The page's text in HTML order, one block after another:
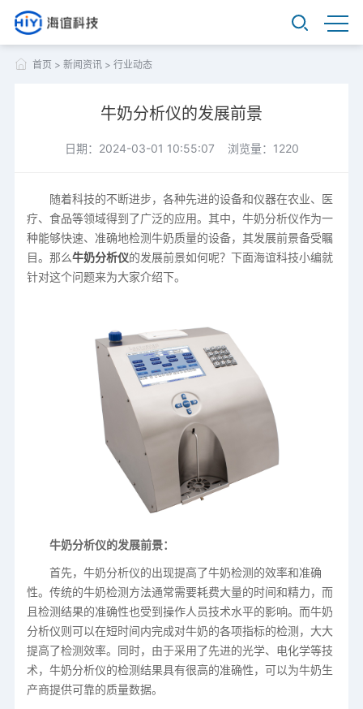
首页 > 新闻资讯> 行业动态
牛奶分析仪的发展前景
日期：2024-03-01 10:55:07 浏览量：1220
随着科技的不断进步，各种先进的设备和仪器在农业、医
疗、食品等领域得到了广泛的应用。其中，牛奶分析仪作为一
种能够快速、准确地检测牛奶质量的设备，其发展前景备受瞩
目。那么牛奶分析仪的发展前景如何呢？下面海谊科技小编就
针对这个问题来为大家介绍下。
牛奶分析仪的发展前景：
首先，牛奶分析仪的出现提高了牛奶检测的效率和准确
性。传统的牛奶检测方法通常需要耗费大量的时间和精力，而
且检测结果的准确性也受到操作人员技术水平的影响。而牛奶
分析仪则可以在短时间内完成对牛奶的各项指标的检测，大大
提高了检测效率。同时，由于采用了先进的光学、电化学等技
术，牛奶分析仪的检测结果具有很高的准确性，可以为牛奶生
产商提供可靠的质量数据。